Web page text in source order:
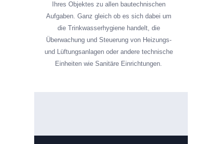
Ihres Objektes zu allen bautechnischen
Aufgaben. Ganz gleich ob es sich dabei um
die Trinkwasserhygiene handelt, die
Überwachung und Steuerung von Heizungs-
und Lüftungsanlagen oder andere technische
Einheiten wie Sanitäre Einrichtungen.